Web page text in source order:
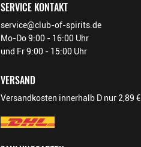
SERVICE KONTAKT
service@club-of-spirits.de
Mo-Do 9:00 - 16:00 Uhr
und Fr 9:00 - 15:00 Uhr
VERSAND
Versandkosten innerhalb D nur 2,89 €